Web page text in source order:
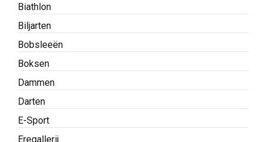
Biathlon
Biljarten
Bobsleeën
Boksen
Dammen
Darten
E-Sport
Eregallerij